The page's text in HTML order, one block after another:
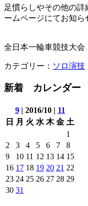
足慣らしやその他の
ームページにてお知ら
全日本一輪車競技大
カテゴリー： ソロ演技
新着 カレンダー
9| 2016/10 | 11
日
月 火 水 木 金 土
1
2
3 4 5 6 7
8
9
10 11 12 13 14 15
16 17 18 19 20 21 22
23 24 25 26 27 28 29
30 31